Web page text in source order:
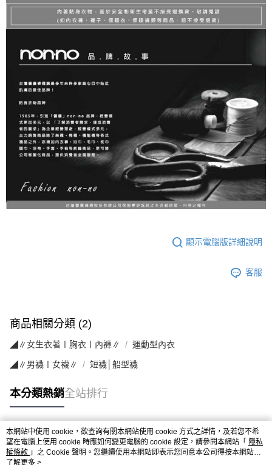
顯示電腦版詳細說明
客服
商品相關分類 (2)
◢∥女生衣著〡胸衣〡內褲∥ 運動型內衣
◢∥男襪〡女襪∥ 短襪│船型襪
本分類熱銷全站排行
熱門標籤
本網站中使用 cookie，欲查詢有關本網站使用 cookie 方式之詳情，及若您不希
望在電腦上使用 cookie 時應如何變更電腦的 cookie 設定，請參閱本網站「 隱私
權條款 」之 Cookie 聲明。您繼續使用本網站即表示您同意本公司得按本網站使
用條款之 Cookie 聲明使用 cookie。
了解更多 >